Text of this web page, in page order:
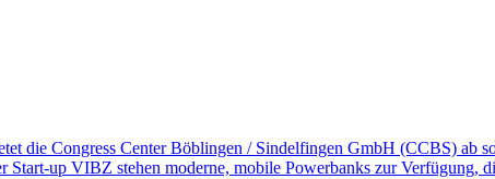
die Congress Center Böblingen / Sindelfingen GmbH (CCBS) ab
up VIBZ stehen moderne, mobile Powerbanks zur Verfügung,